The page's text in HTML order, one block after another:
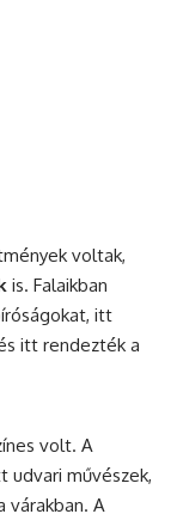
voltak,
is. Falaikban
itt
itt rendezték a
volt. A
udvari művészek,
várakban. A